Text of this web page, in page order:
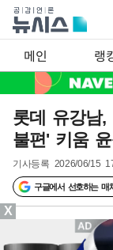
메인 랭
롯데 유강남
불편' 키움
기사등록 2026/06/15
구글에서 선호하는 매
X